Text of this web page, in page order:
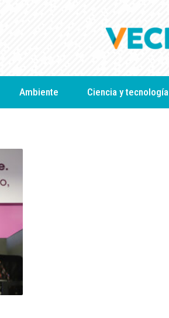
Ambiente Ciencia y tecnología